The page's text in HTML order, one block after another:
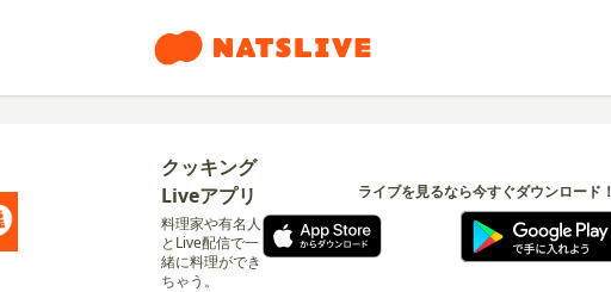
クッキング
Liveアプリ
料理家や有名人
とLive配信で一
緒に料理ができ
ちゃう。
ライブを見るなら今すぐダウンロード！